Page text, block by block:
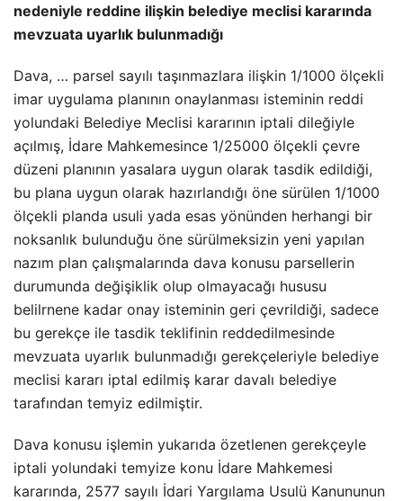
nedeniyle reddine ilişkin belediye meclisi kararında
mevzuata uyarlık bulunmadığı
Dava, … parsel sayılı taşınmazlara ilişkin 1/1000 ölçekli
imar uygulama planının onaylanması isteminin reddi
yolundaki Belediye Meclisi kararının iptali dileğiyle
açılmış, İdare Mahkemesince 1/25000 ölçekli çevre
düzeni planının yasalara uygun olarak tasdik edildiği,
bu plana uygun olarak hazırlandığı öne sürülen 1/1000
ölçekli planda usuli yada esas yönünden herhangi bir
noksanlık bulunduğu öne sürülmeksizin yeni yapılan
nazım plan çalışmalarında dava konusu parsellerin
durumunda değişiklik olup olmayacağı hususu
belilrnene kadar onay isteminin geri çevrildiği, sadece
bu gerekçe ile tasdik teklifinin reddedilmesinde
mevzuata uyarlık bulunmadığı gerekçeleriyle belediye
meclisi kararı iptal edilmiş karar davalı belediye
tarafından temyiz edilmiştir.
Dava konusu işlemin yukarıda özetlenen gerekçeyle
iptali yolundaki temyize konu İdare Mahkemesi
kararında, 2577 sayılı İdari Yargılama Usulü Kanununun